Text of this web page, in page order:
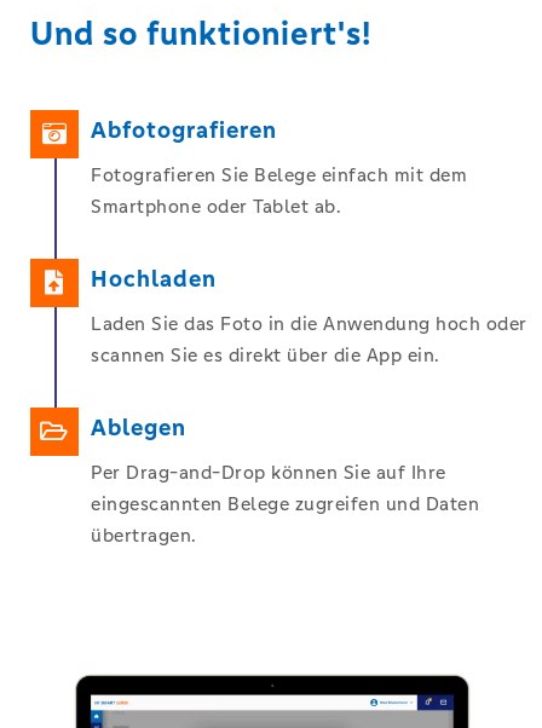
Und so funktioniert's!
Abfotografieren
Fotografieren Sie Belege einfach mit dem
Smartphone oder Tablet ab.
Hochladen
Laden Sie das Foto in die Anwendung hoch oder
scannen Sie es direkt über die App ein.
Ablegen
Per Drag-and-Drop können Sie auf Ihre
eingescannten Belege zugreifen und Daten
übertragen.